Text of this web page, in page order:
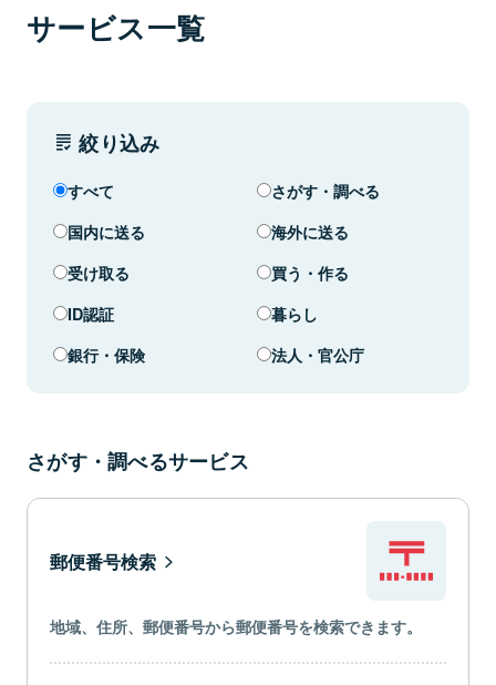
サービス一覧
絞り込み
すべて
さがす・調べる
国内に送る
海外に送る
受け取る
買う・作る
ID認証
暮らし
銀行・保険
法人・官公庁
さがす・調べるサービス
郵便番号検索
地域、住所、郵便番号から郵便番号を検索できます。